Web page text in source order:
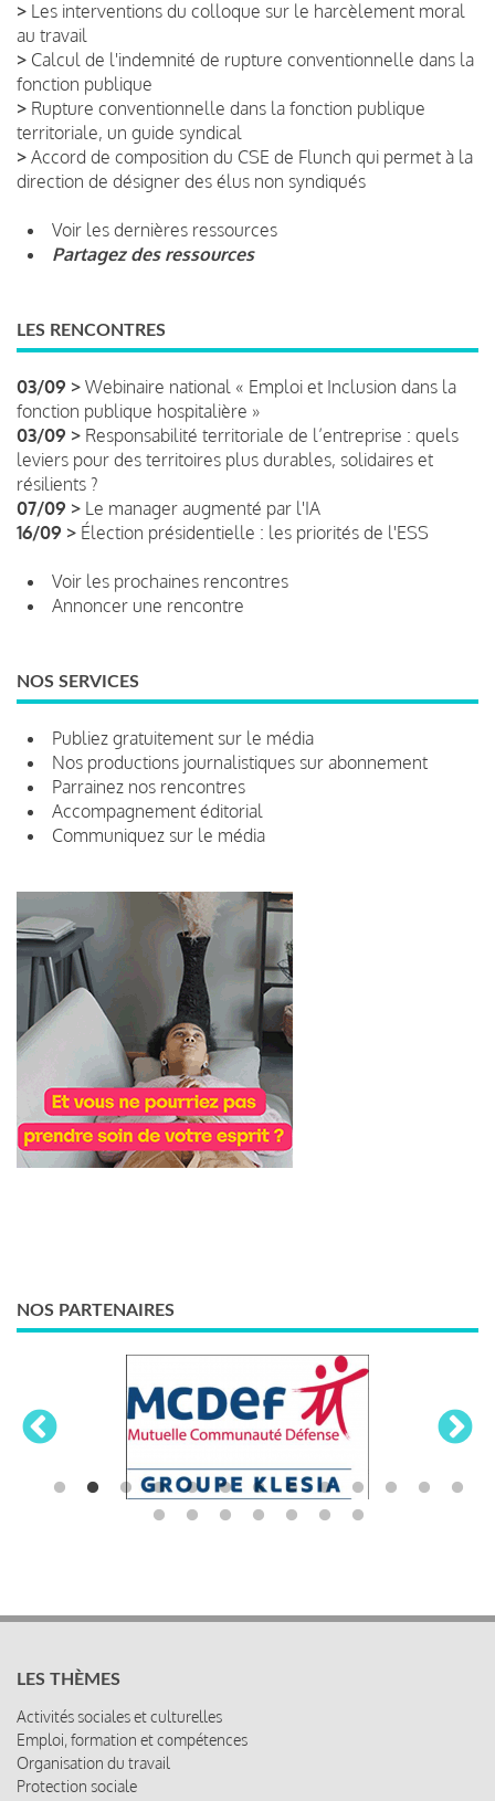
> Les interventions du colloque sur le harcèlement moral
au travail
> Calcul de l'indemnité de rupture conventionnelle dans la
fonction publique
> Rupture conventionnelle dans la fonction publique
territoriale, un guide syndical
> Accord de composition du CSE de Flunch qui permet à la
direction de désigner des élus non syndiqués
Voir les dernières ressources
Partagez des ressources
LES RENCONTRES
03/09 > Webinaire national « Emploi et Inclusion dans la
fonction publique hospitalière »
03/09 > Responsabilité territoriale de l’entreprise : quels
leviers pour des territoires plus durables, solidaires et
résilients ?
07/09 > Le manager augmenté par l'IA
16/09 > Élection présidentielle : les priorités de l'ESS
Voir les prochaines rencontres
Annoncer une rencontre
NOS SERVICES
Publiez gratuitement sur le média
Nos productions journalistiques sur abonnement
Parrainez nos rencontres
Accompagnement éditorial
Communiquez sur le média
NOS PARTENAIRES
LES THÈMES
Activités sociales et culturelles
Emploi, formation et compétences
Organisation du travail
Protection sociale